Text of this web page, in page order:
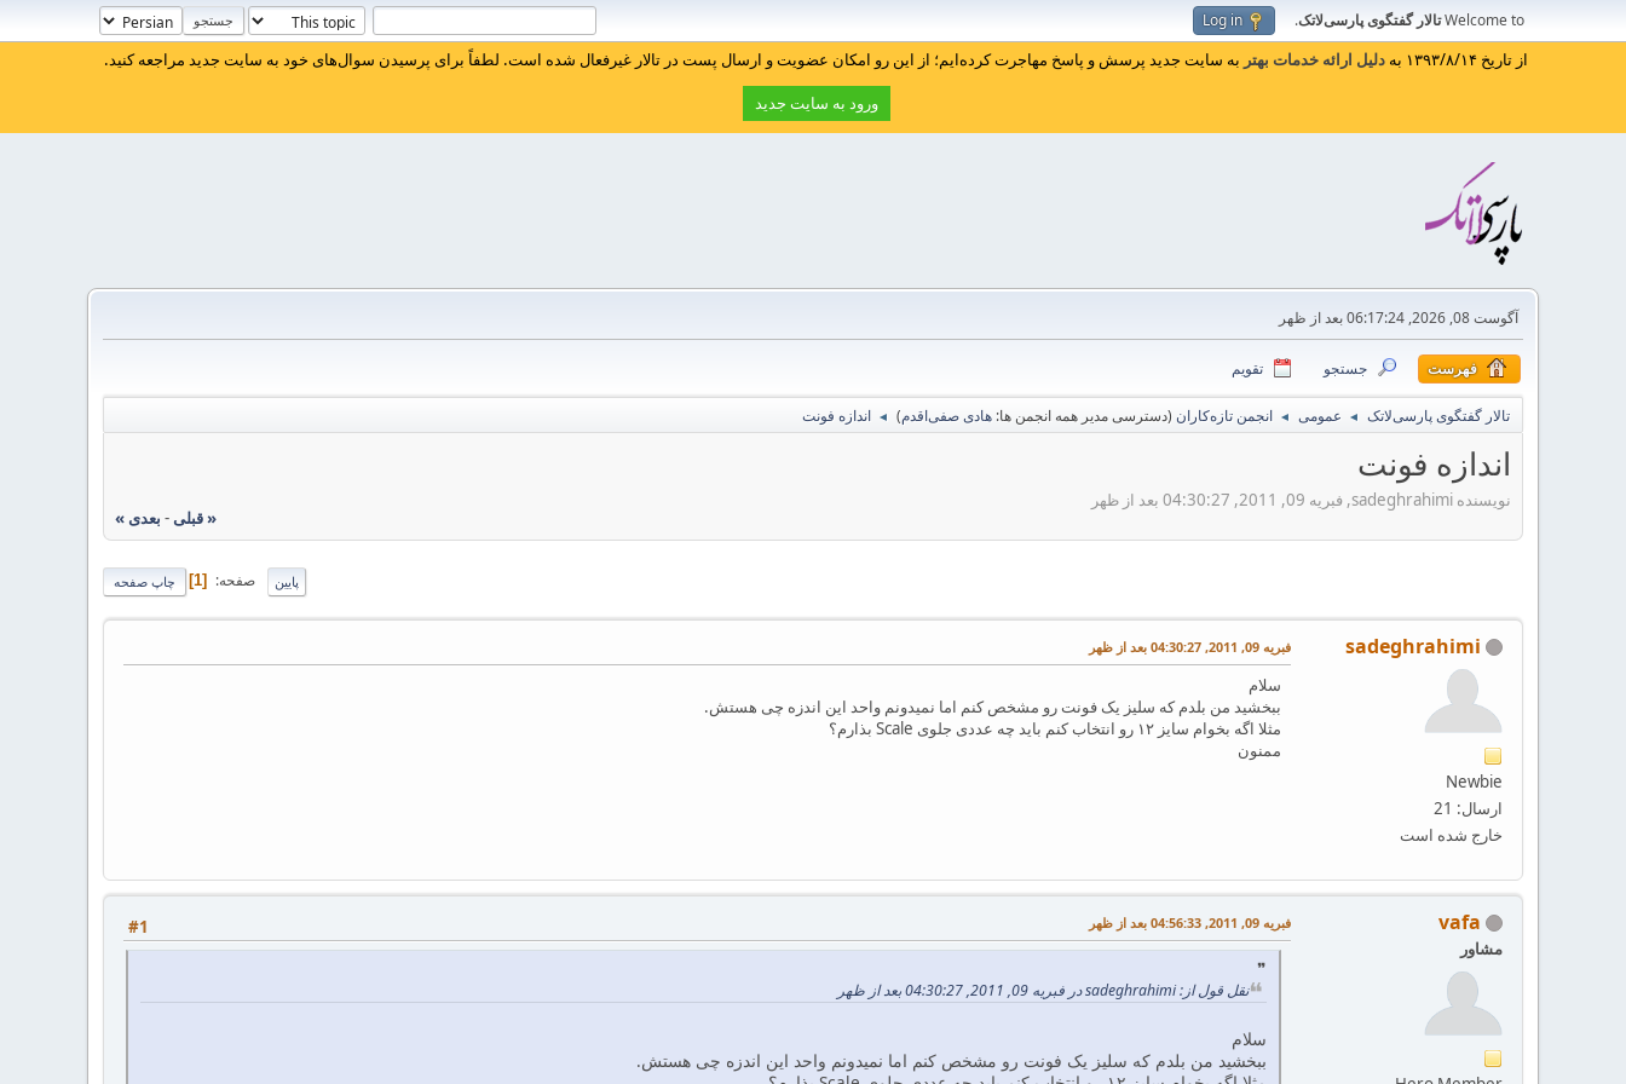
Welcome toتالار گفتگوی پارسی‌لاتک.
Log in
از تاریخ ۱۳۹۳/۸/۱۴ به دلیل ارائه خدمات بهتر به سایت جدید پرسش و پاسخ مهاجرت کرده‌ایم؛ از این رو امکان عضویت و ارسال پست در تالار غیرفعال شده است. لطفاً برای پرسیدن سوال‌های خود به سایت جدید مراجعه کنید.
ورود به سایت جدید
آگوست 08, 2026, 06:17:24 بعد از ظهر
فهرست جستجو تقویم
تالار گفتگوی پارسی‌لاتک ◄ عمومی ◄ انجمن تازه‌کاران (دسترسی مدیر همه انجمن ها: هادی صفی‌اقدم)
◄ اندازه فونت
اندازه فونت
نویسنده sadeghrahimi, فبریه 09, 2011, 04:30:27 بعد از ظهر
« قبلی- بعدی »
چاپ صفحه پایین صفحه 1
sadeghrahimi
Newbie
ارسال: 21
خارج شده است
فبریه 09, 2011, 04:30:27 بعد از ظهر
سلام
ببخشید من بلدم که سلیز یک فونت رو مشخص کنم اما نمیدونم واحد این اندزه چی هستش.
مثلا اگه بخوام سایز ۱۲ رو انتخاب کنم باید چه عددی جلوی Scale بذارم؟
ممنون
vafa
مشاور
#1 فبریه 09, 2011, 04:56:33 بعد از ظهر
نقل قول از: sadeghrahimi در فبریه 09, 2011, 04:30:27 بعد از ظهر
سلام
ببخشید من بلدم که سلیز یک فونت رو مشخص کنم اما نمیدونم واحد این اندزه چی هستش.